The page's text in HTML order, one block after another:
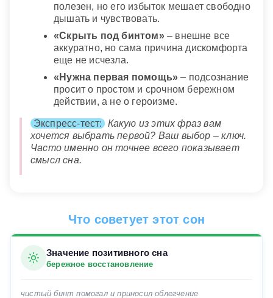
полезен, но его избыток мешает свободно
дышать и чувствовать.
«Скрыть под бинтом»– внешне все
аккуратно, но сама причина дискомфорта
еще не исчезла.
«Нужна первая помощь» – подсознание
просит о простом и срочном бережном
действии, а не о героизме.
Экспресс-тест:
Какую из этих фраз вам
хочется выбрать первой? Ваш выбор – ключ.
Часто именно он точнее всего показывает
смысл сна.
Что советует этот сон
Значение позитивного сна
бережное восстановление
чистый бинт помогал и приносил облегчение